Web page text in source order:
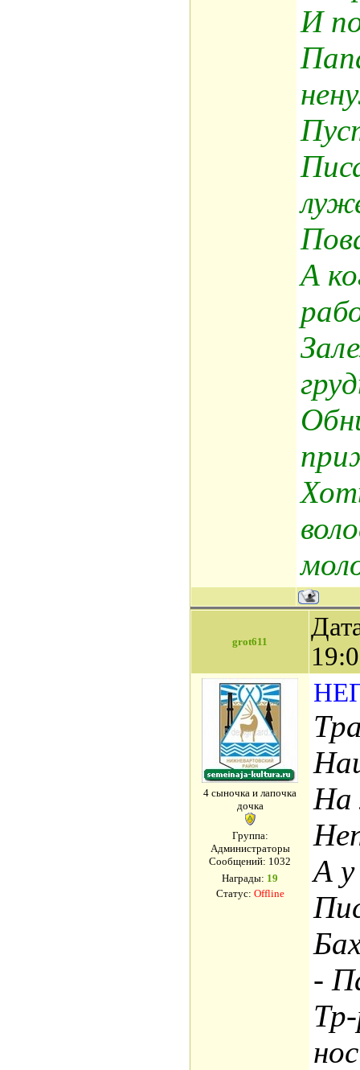
И
А
grot611
4 сыночка и лапочка
дочка
Группа:
Администраторы
Сообщений: 1032
Награды: 19
Статус: Offline
На
А
-